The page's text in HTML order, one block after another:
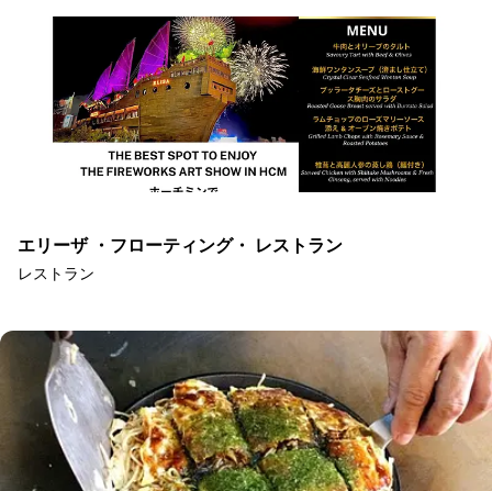
エリーザ ・フローティング・ レストラン
レストラン